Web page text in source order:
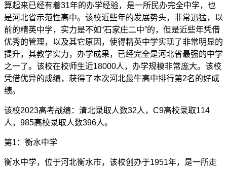
算起来已经有着31年的办学经验，是一所民办完全中学，也
是河北省示范性高中。该校近些年的发展势头，非常迅猛，以
前的精英中学，实力是不如“石家庄二中”的，但是近些年凭借
优秀的管理，以及其它原因，使得精英中学实现了非常明显的
提升，其教学实力，办学成果，已经完全是河北省最强的中学
之一了。该校在校师生近18000人，办学规模非常庞大。该校
凭借优异的成绩，获得了本次河北最牛高中排行第2名的好成
绩。
该校2023高考战绩：清北录取人数32人，C9高校录取114
人，985高校录取人数396人。
第1：衡水中学
衡水中学，位于河北衡水市，该校创办于1951年，是一所走